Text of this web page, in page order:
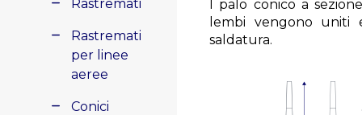
Rastremati
Rastremati
per linee
aeree
Conici
l palo conico a
lembi vengono uniti
saldatura.